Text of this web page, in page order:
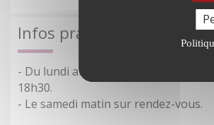
Infos pratiques
- Du lundi au vendredi de 8h30 à
18h30.
- Le samedi matin sur rendez-vous.